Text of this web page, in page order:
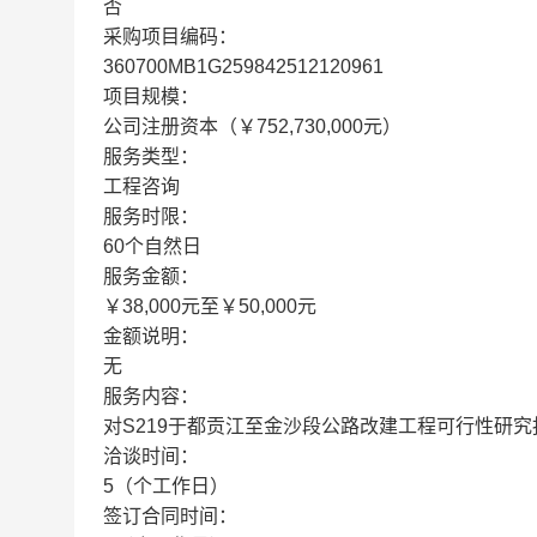
否
采购项目编码：
360700MB1G259842512120961
项目规模：
公司注册资本（￥752,730,000元）
服务类型：
工程咨询
服务时限：
60个自然日
服务金额：
￥38,000元至￥50,000元
金额说明：
无
服务内容：
对S219于都贡江至金沙段公路改建工程可行性研
洽谈时间：
5（个工作日）
签订合同时间：